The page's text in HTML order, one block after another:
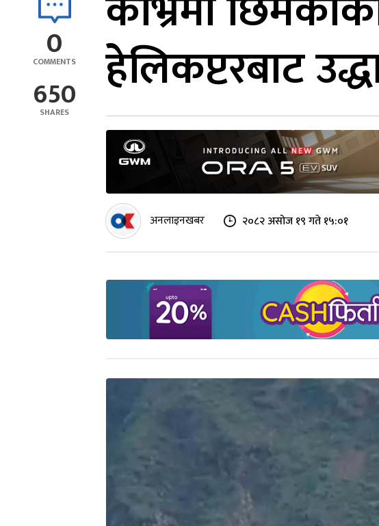
0
COMMENTS
650
SHARES
हेलिकप्टरबाट
अनलाइनखबर २०८२ असोज १९ गते १५:०१